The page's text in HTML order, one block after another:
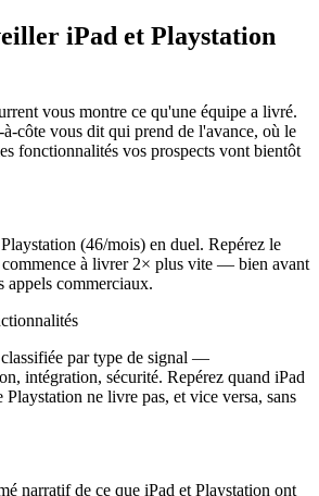
iPad et Playstation
vous montre ce qu'une équipe a livré.
côte vous dit qui prend de l'avance, où le
fonctionnalités vos prospects vont bientôt
(46/mois) en duel. Repérez le
commence à livrer 2× plus vite — bien avant
appels commerciaux.
par type de signal —
intégration, sécurité. Repérez quand iPad
ne livre pas, et vice versa, sans
narratif de ce que iPad et Playstation ont